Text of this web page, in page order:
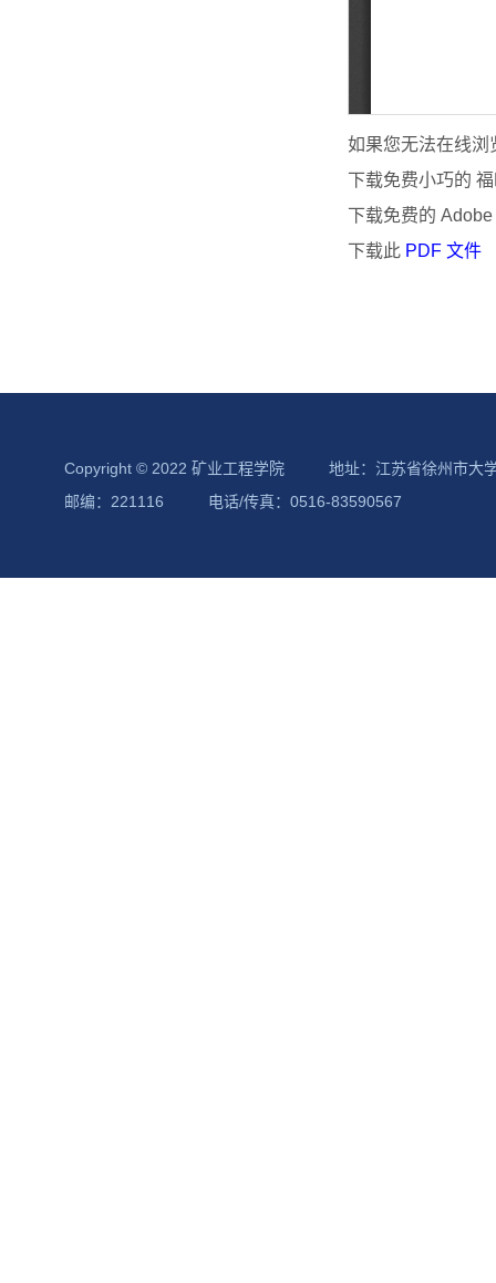
如果您无法在线浏
下载免费小巧的
下载免费的
下载此 PDF 文件
Copyright © 2022 矿业工程学院
地址：江苏省徐州市大
邮编：221116
电话/传真：0516-83590567